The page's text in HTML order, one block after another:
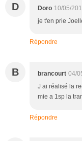
D Doro 10/05/
je t'en prie
Répondre
B brancourt 04/
J ai réalisé la
mie a 1sp la
Répondre